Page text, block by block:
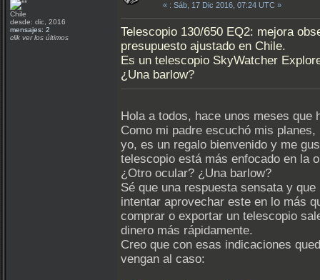
Chile
desde: dic, 2016
mensajes: 2
clik ver los últimos
« : Sáb, 17 Dic 2016, 07:24 UTC »
Telescopio 130/650 EQ2: mejora
presupuesto ajustado en Chile.
Es un telescopio SkyWatcher
¿Una barlow?
Hola a todos, hace unos meses que
Como mi padre escuchó mis
yo, es un regalo bienvenido y me
telescopio está más enfocado en la
¿Otro ocular? ¿Una barlow?
Sé que una respuesta sensata y
intentar aprovechar este en lo más
comprar o exportar un telescopio
dinero más rápidamente.
Creo que con esas indicaciones
vengan al caso: